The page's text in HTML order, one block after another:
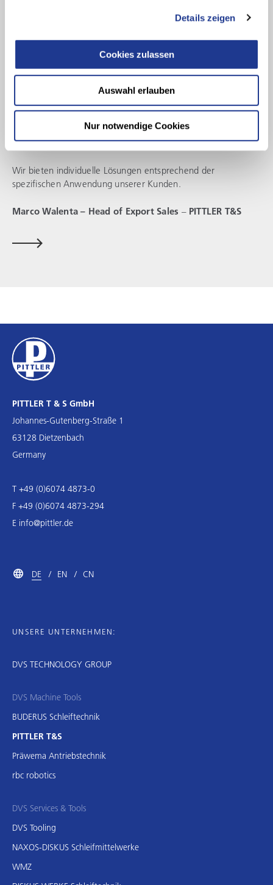
Details zeigen
Cookies zulassen
Auswahl erlauben
Nur notwendige Cookies
Ihr Ansprechpartner beiPITTLER T&S
Sie haben Rückfragen zu unserem Maschinenprogramm oder
einem individuellen Anwendungsfall?
Sie wünschen weiterführende Informationen oder ein
konkretes Angebot?
Wir bieten individuelle Lösungen entsprechend der
spezifischen Anwendung unserer Kunden.
Marco Walenta – Head of Export Sales – PITTLER T&S
PITTLER T & S GmbH
Johannes-Gutenberg-Straße 1
63128 Dietzenbach
Germany
T +49 (0)6074 4873-0
F +49 (0)6074 4873-294
E info@pittler.de
DE EN CN
UNSERE UNTERNEHMEN:
DVS TECHNOLOGY GROUP
DVS Machine Tools
BUDERUS Schleiftechnik
PITTLER T&S
Präwema Antriebstechnik
rbc robotics
DVS Services & Tools
DVS Tooling
NAXOS-DISKUS Schleifmittelwerke
WMZ